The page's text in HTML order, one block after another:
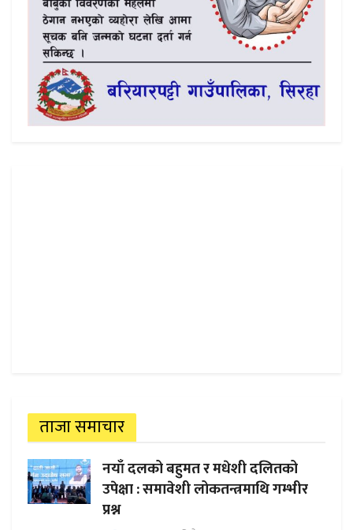
ताजा समाचार
नयाँ दलको बहुमत र मधेशी दलितको
उपेक्षा : समावेशी लोकतन्त्रमाथि गम्भीर
प्रश्न